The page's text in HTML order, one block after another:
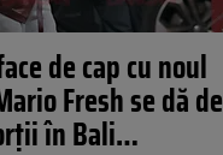
de cap cu noul
Fresh se dă de
în Bali…